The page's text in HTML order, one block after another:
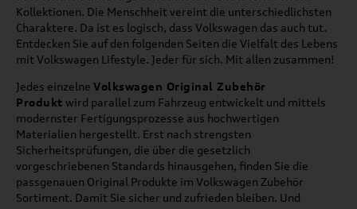
Kollektionen. Die Menschheit vereint die unterschiedlichsten
Charaktere. Da ist es logisch, dass Volkswagen das auch tut.
Entdecken Sie auf den folgenden Seiten die Vielfalt des Lebens
mit Volkswagen Lifestyle. Jeder für sich. Mit allen zusammen!
Jedes einzelne Volkswagen Original Zubehör
Produkt wird parallel zum Fahrzeug entwickelt und mittels
modernster Fertigungsprozesse aus hochwertigen
Materialien hergestellt. Erst nach strengsten
Sicherheitsprüfungen, die über die gesetzlich
vorgeschriebenen Standards hinausgehen, finden Sie die
passgenauen Original Produkte im Volkswagen Zubehör
Sortiment. Damit Sie sicher und zufrieden bleiben. Und